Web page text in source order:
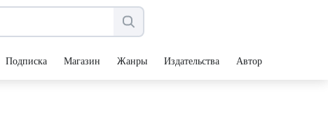
Подписка Магазин Жанры Издательства Авторы